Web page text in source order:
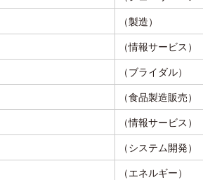
（製造）
（情報サービス）
（ブライダル）
（食品製造販売）
（情報サービス）
（システム開発）
（エネルギー）